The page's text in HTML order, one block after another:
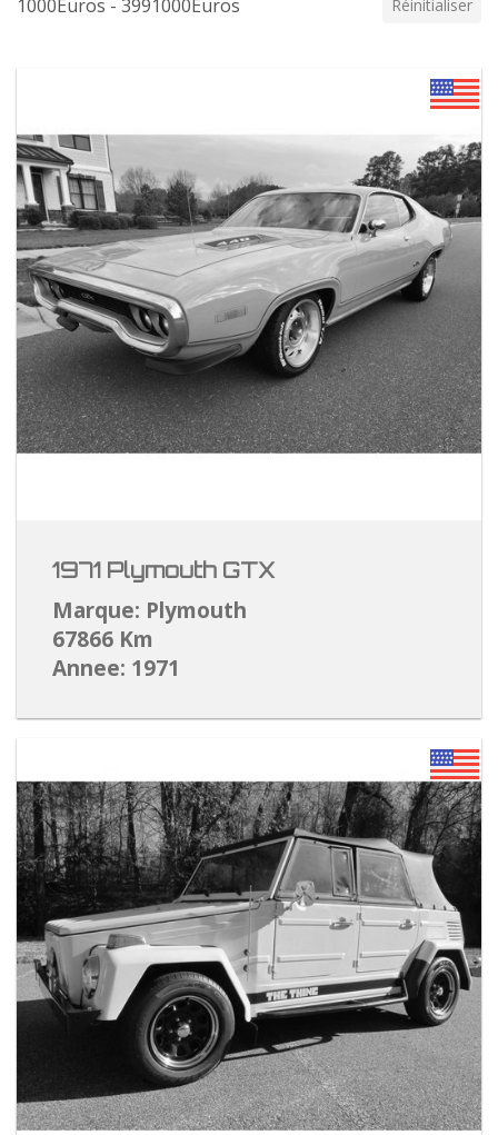
1000Euros - 3991000Euros Réinitialiser
1971 Plymouth GTX
Marque: Plymouth
67866 Km
Annee: 1971